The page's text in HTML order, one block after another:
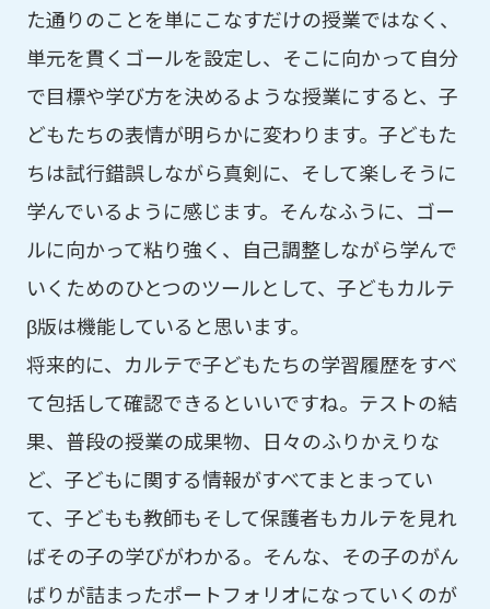
た通りのことを単にこなすだけの授業ではなく、
単元を貫くゴールを設定し、そこに向かって自分
で目標や学び方を決めるような授業にすると、子
どもたちの表情が明らかに変わります。子どもた
ちは試行錯誤しながら真剣に、そして楽しそうに
学んでいるように感じます。そんなふうに、ゴー
ルに向かって粘り強く、自己調整しながら学んで
いくためのひとつのツールとして、子どもカルテ
β版は機能していると思います。
将来的に、カルテで子どもたちの学習履歴をすべ
て包括して確認できるといいですね。テストの結
果、普段の授業の成果物、日々のふりかえりな
ど、子どもに関する情報がすべてまとまってい
て、子どもも教師もそして保護者もカルテを見れ
ばその子の学びがわかる。そんな、その子のがん
ばりが詰まったポートフォリオになっていくのが